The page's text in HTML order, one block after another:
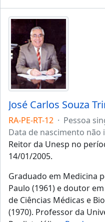
José Carlos Souza
RA-PE-RT-12 · Pessoa
Data de nascimento não
Reitor da Unesp no
14/01/2005.
Graduado em Medicina
Paulo (1961) e doutor
de Ciências Médicas e
(1970). Professor da